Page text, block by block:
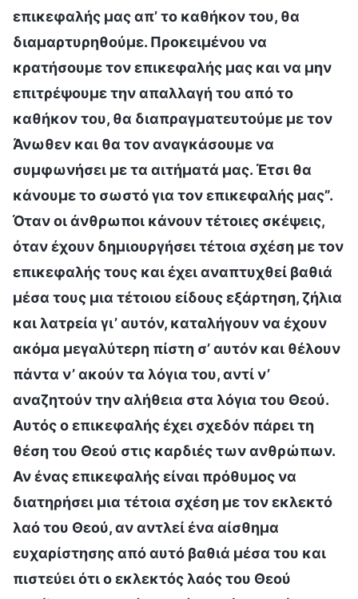
επικεφαλής μας απ’ το καθήκον του, θα
διαμαρτυρηθούμε. Προκειμένου να
κρατήσουμε τον επικεφαλής μας και να μην
επιτρέψουμε την απαλλαγή του από το
καθήκον του, θα διαπραγματευτούμε με τον
Άνωθεν και θα τον αναγκάσουμε να
συμφωνήσει με τα αιτήματά μας. Έτσι θα
κάνουμε το σωστό για τον επικεφαλής μας”.
Όταν οι άνθρωποι κάνουν τέτοιες σκέψεις,
όταν έχουν δημιουργήσει τέτοια σχέση με τον
επικεφαλής τους και έχει αναπτυχθεί βαθιά
μέσα τους μια τέτοιου είδους εξάρτηση, ζήλια
και λατρεία γι’ αυτόν, καταλήγουν να έχουν
ακόμα μεγαλύτερη πίστη σ’ αυτόν και θέλουν
πάντα ν’ ακούν τα λόγια του, αντί ν’
αναζητούν την αλήθεια στα λόγια του Θεού.
Αυτός ο επικεφαλής έχει σχεδόν πάρει τη
θέση του Θεού στις καρδιές των ανθρώπων.
Αν ένας επικεφαλής είναι πρόθυμος να
διατηρήσει μια τέτοια σχέση με τον εκλεκτό
λαό του Θεού, αν αντλεί ένα αίσθημα
ευχαρίστησης από αυτό βαθιά μέσα του και
πιστεύει ότι ο εκλεκτός λαός του Θεού